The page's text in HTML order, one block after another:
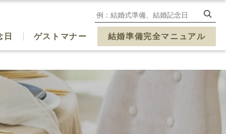
日 ゲストマナー 結婚準備完全マニュアル